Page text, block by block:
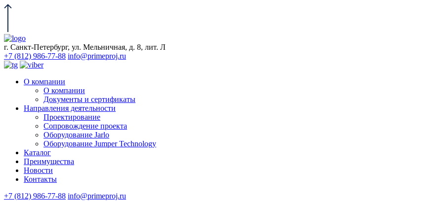
г. Санкт-Петербург, ул. Мельничная, д. 8, лит. Л
+7 (812) 986-77-88 info@primeproj.ru
О компании
О компании
Документы и сертификаты
Направления деятельности
Проектирование
Сопровождение проекта
Оборудование Jarlo
Оборудование Jumper Technology
Каталог
Преимущества
Новости
Контакты
+7 (812) 986-77-88 info@primeproj.ru